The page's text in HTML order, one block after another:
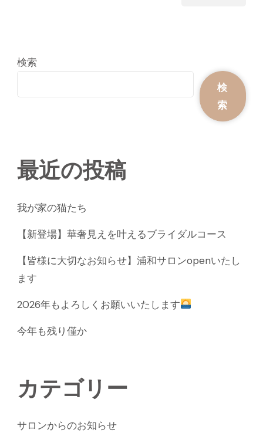
検索
検
索
最近の投稿
我が家の猫たち
【新登場】華奢見えを叶えるブライダルコース
【皆様に大切なお知らせ】浦和サロンopenいたし
ます
2026年もよろしくお願いいたします
今年も残り僅か
カテゴリー
サロンからのお知らせ